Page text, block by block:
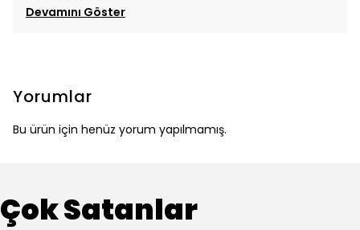
Devamını Göster
Yorumlar
Bu ürün için henüz yorum yapılmamış.
Çok Satanlar